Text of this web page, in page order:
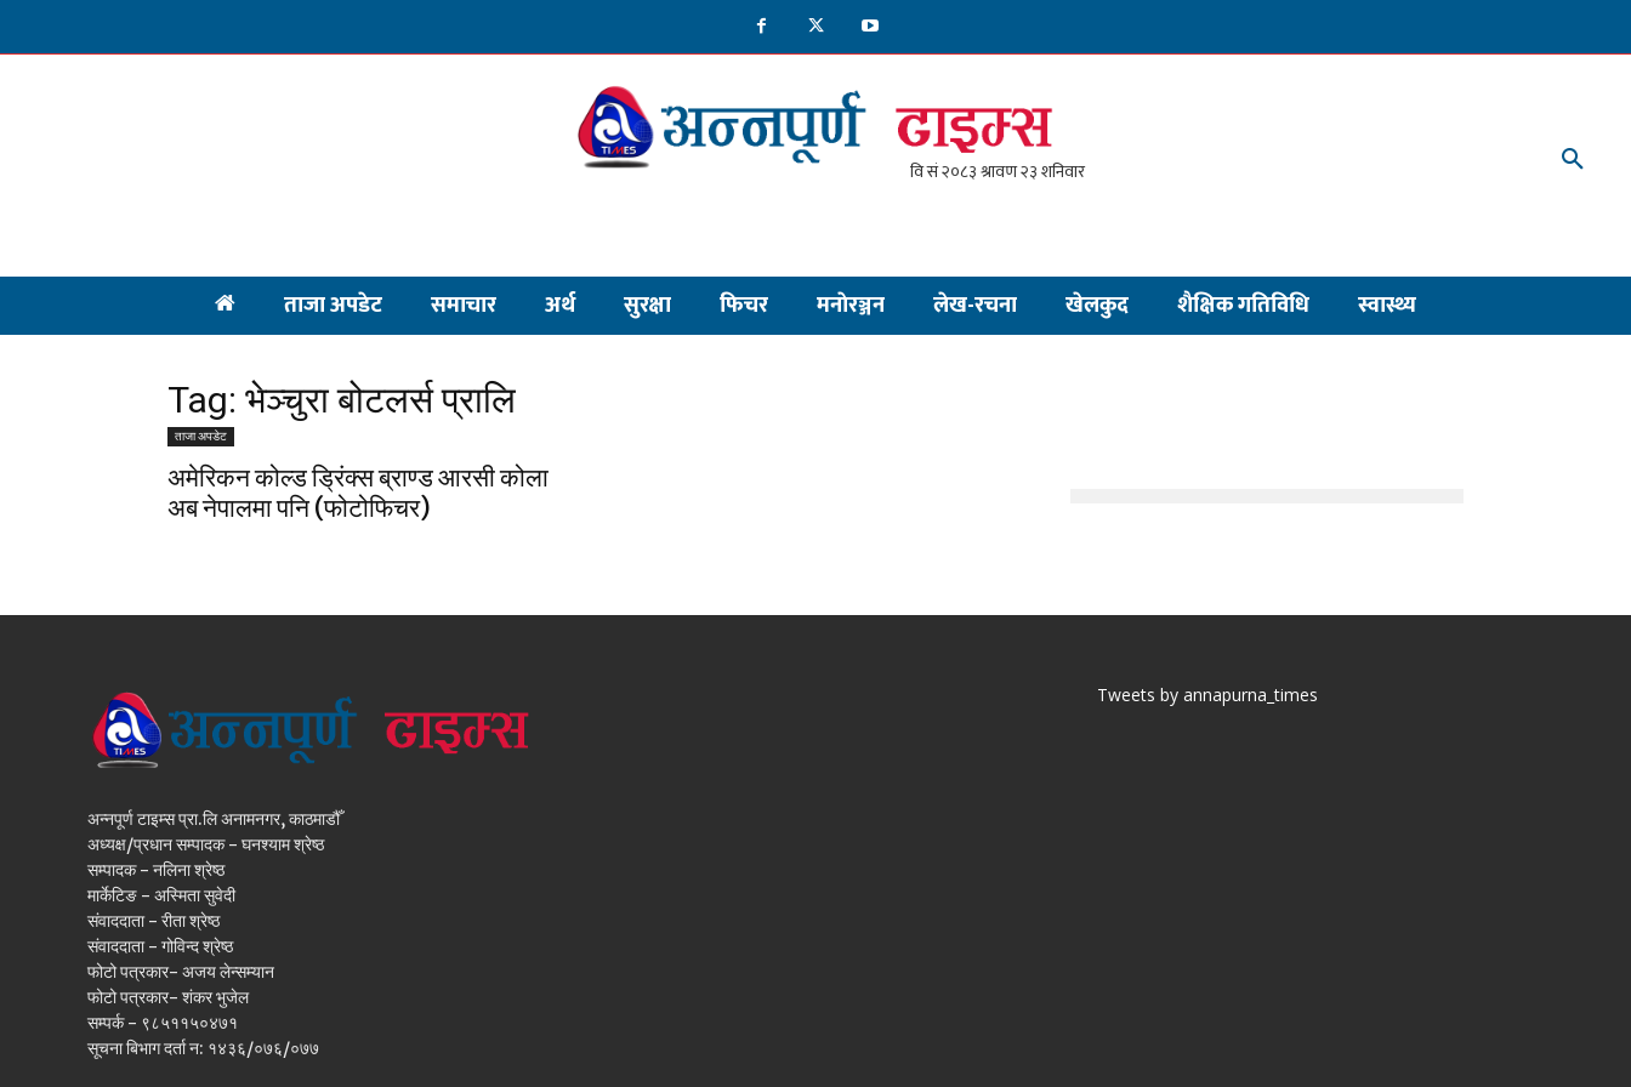
ताजा अपडेट समाचार अर्थ सुरक्षा फिचर मनाेरञ्जन लेख-रचना खेलकुद शैक्षिक गतिविधि स्वास्थ्य
Tag: भेञ्चुरा बोटलर्स प्रालि
ताजा अपडेट
अमेरिकन कोल्ड ड्रिंक्स ब्राण्ड आरसी कोला
अब नेपालमा पनि (फोटोफिचर)
अन्नपूर्ण टाइम्स प्रा.लि अनामनगर, काठमाडौँ
अध्यक्ष/प्रधान सम्पादक - घनश्याम श्रेष्ठ
सम्पादक - नलिना श्रेष्ठ
मार्केटिङ - अस्मिता सुवेदी
संवाददाता - रीता श्रेष्ठ
संवाददाता - गोविन्द श्रेष्ठ
फोटो पत्रकार- अजय लेन्सम्यान
फोटो पत्रकार- शंकर भुजेल
सम्पर्क - ९८५११५०४७१
सूचना बिभाग दर्ता न: १४३६/०७६/०७७
Tweets by annapurna_times